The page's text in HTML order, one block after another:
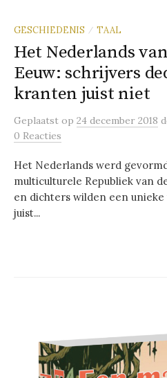
GESCHIEDENIS / TAAL
Het Nederlands
Eeuw: schrijvers
kranten juist niet
Geplaatst op 24 december 2018
0 Reacties
Het Nederlands werd
multiculturele Republiek van
en dichters wilden een
juist...